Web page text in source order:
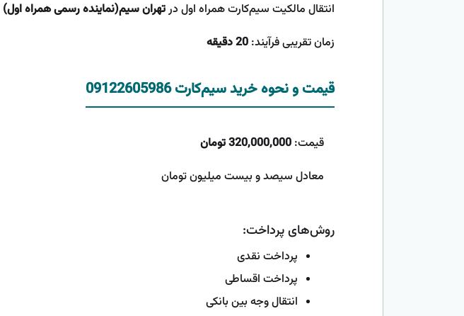
انتقال مالکیت سیم‌کارت همراه اول درتهران سیم(نماینده رسمی همراه اول)
زمان تقریبی فرآیند: 20 دقیقه
قیمت و نحوه خرید سیم‌کارت 09122605986
قیمت: 320,000,000 تومان
معادل سیصد و بیست میلیون تومان
روش‌های پرداخت:
پرداخت نقدی
پرداخت اقساطی
انتقال وجه بین بانکی